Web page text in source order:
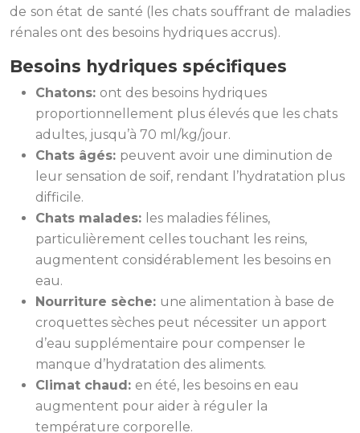
de son état de santé (les chats souffrant de maladies
rénales ont des besoins hydriques accrus).
Besoins hydriques spécifiques
Chatons: ont des besoins hydriques
proportionnellement plus élevés que les chats
adultes, jusqu’à 70 ml/kg/jour.
Chats âgés: peuvent avoir une diminution de
leur sensation de soif, rendant l’hydratation plus
difficile.
Chats malades: les maladies félines,
particulièrement celles touchant les reins,
augmentent considérablement les besoins en
eau.
Nourriture sèche: une alimentation à base de
croquettes sèches peut nécessiter un apport
d’eau supplémentaire pour compenser le
manque d’hydratation des aliments.
Climat chaud: en été, les besoins en eau
augmentent pour aider à réguler la
température corporelle.